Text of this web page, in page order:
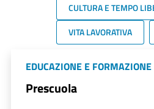
CULTURA E TEMPO
VITA LAVORATIVA
EDUCAZIONE E FORMAZIONE
Prescuola